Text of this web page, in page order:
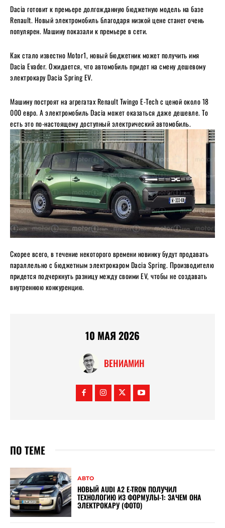
Dacia готовит к премьере долгожданную бюджетную модель на базе
Renault. Новый электромобиль благодаря низкой цене станет очень
популярен. Машину показали к премьере в сети.
Как стало известно Motor1, новый бюджетник может получить имя
Dacia Evader. Ожидается, что автомобиль придет на смену дешевому
электрокару Dacia Spring EV.
Машину построят на агрегатах Renault Twingo E-Tech с ценой около 18
000 евро. А электромобиль Dacia может оказаться даже дешевле. То
есть это по-настоящему доступный электрический автомобиль.
Скорее всего, в течение некоторого времени новинку будут продавать
параллельно с бюджетным электрокаром Dacia Spring. Производителю
придется подчеркнуть разницу между своими EV, чтобы не создавать
внутреннюю конкуренцию.
10 МАЯ 2026
ВЕНИАМИН
ПО ТЕМЕ
АВТО
НОВЫЙ AUDI A2 E-TRON ПОЛУЧИЛ
ТЕХНОЛОГИЮ ИЗ ФОРМУЛЫ-1: ЗАЧЕМ ОНА
ЭЛЕКТРОКАРУ (ФОТО)